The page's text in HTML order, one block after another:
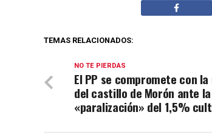
TEMAS RELACIONADOS:
NO TE PIERDAS
El PP se compromete con
del castillo de Morón ante la
«paralización» del 1,5%